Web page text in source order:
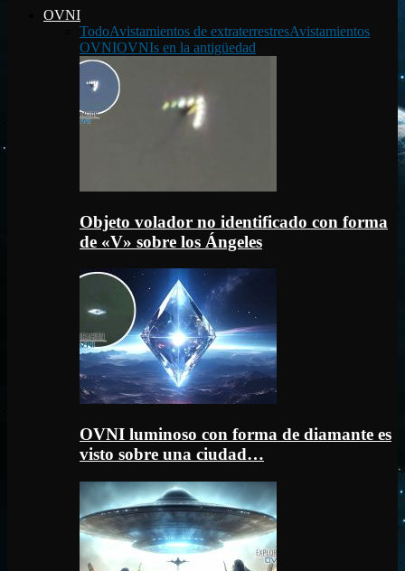
OVNI
TodoAvistamientos de extraterrestresAvistamientos
OVNIOVNIs en la antigüedad
Objeto volador no identificado con forma
de «V» sobre los Ángeles
OVNI luminoso con forma de diamante es
visto sobre una ciudad…